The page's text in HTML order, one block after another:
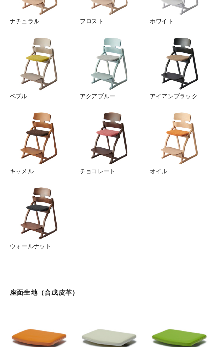
ナチュラル フロスト ホワイト
ペブル アクアブルー アイアンブラック
キャメル チョコレート オイル
ウォールナット
座面生地（合成皮革）